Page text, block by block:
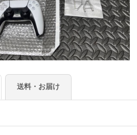
送料・お届け